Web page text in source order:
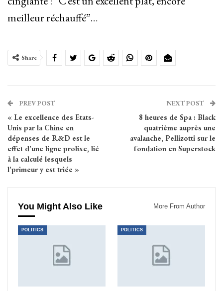
meilleur réchauffé”…
Share
PREV POST
« Le excellence des Etats-
Unis par la Chine en
dépenses de R&D est le
effet d’une ligne prolixe, lié
à la calculé lesquels
l’primeur y est triée »
NEXT POST
8 heures de Spa : Black
quatrième auprès une
avalanche, Pellizotti sur le
fondation en Superstock
You Might Also Like More From Author
POLITICS POLITICS